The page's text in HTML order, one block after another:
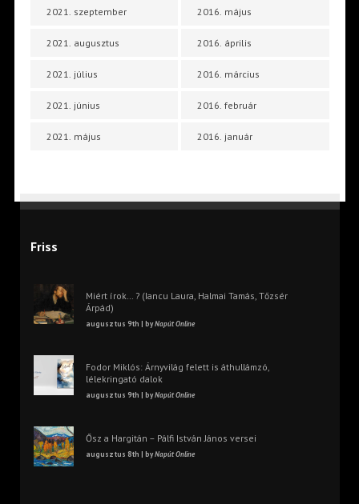
2021. szeptember
2021. augusztus
2021. július
2021. június
2021. május
2016. május
2016. április
2016. március
2016. február
2016. január
Friss
Miért írok… ? (Iancu Laura, Halmai Tamás, Tőzsér
Árpád)
augusztus 9th | byNapút Online
Fodor Miklós: Árnyvilág felett is áthullámzó,
lélekringató dalok
augusztus 9th | byNapút Online
Ősz a Hargitán – Pálfi István János versei
augusztus 8th | byNapút Online